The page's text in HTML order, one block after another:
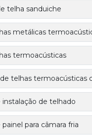
telha sanduiche
metálicas
termoacústicas
telhas termoacústicas
instalação de telhado
para câmara fria